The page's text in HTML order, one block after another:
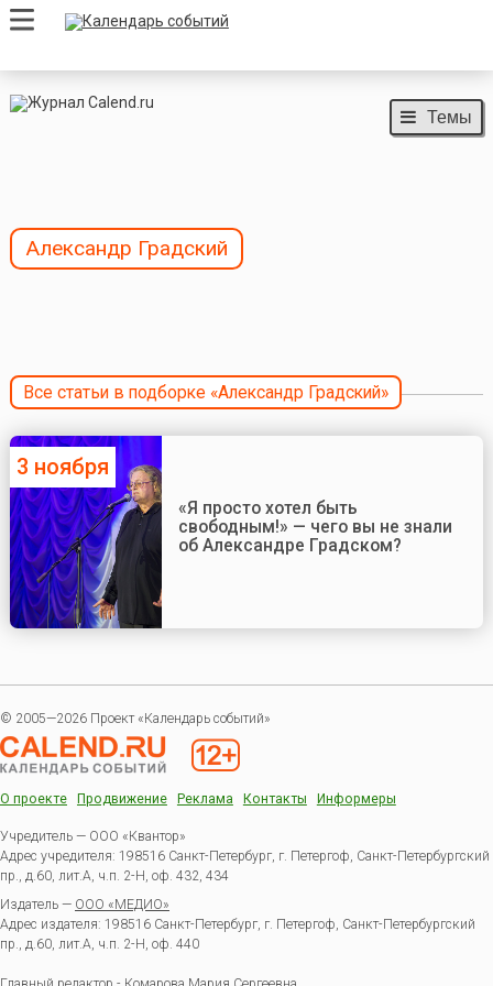
Темы
Александр Градский
Все статьи в подборке «Александр Градский»
3 ноября
«Я просто хотел быть
свободным!» — чего вы не знали
об Александре Градском?
© 2005—2026 Проект «Календарь событий»
О проекте Продвижение Реклама Контакты Информеры
Учредитель — ООО «Квантор»
Адрес учредителя: 198516 Санкт-Петербург, г. Петергоф, Санкт-Петербургский
пр., д.60, лит.А, ч.п. 2-Н, оф. 432, 434
Издатель — ООО «МЕДИО»
Адрес издателя: 198516 Санкт-Петербург, г. Петергоф, Санкт-Петербургский
пр., д.60, лит.А, ч.п. 2-Н, оф. 440